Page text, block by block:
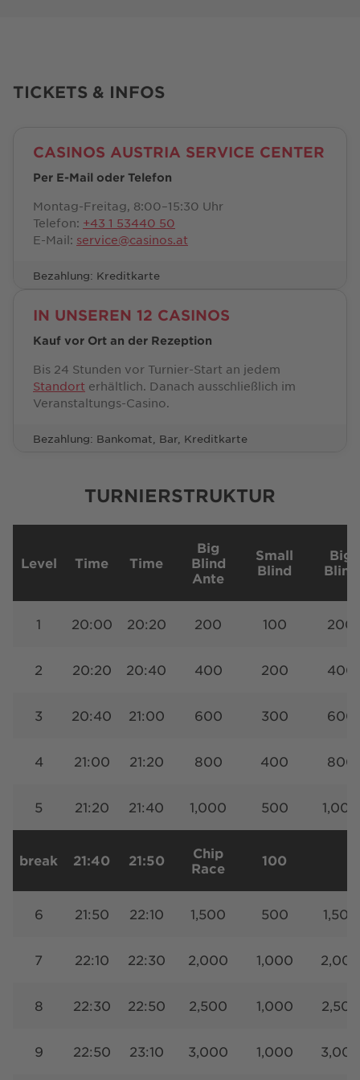
TICKETS & INFOS
CASINOS AUSTRIA SERVICE CENTER
Per E-Mail oder Telefon
Montag-Freitag, 8:00–15:30 Uhr
Telefon: +43 1 53440 50
E-Mail: service@casinos.at
Bezahlung: Kreditkarte
IN UNSEREN 12 CASINOS
Kauf vor Ort an der Rezeption
Bis 24 Stunden vor Turnier-Start an jedem
Standort erhältlich. Danach ausschließlich im
Veranstaltungs-Casino.
Bezahlung: Bankomat, Bar, Kreditkarte
TURNIERSTRUKTUR
Level Time Time
Big
Blind
Ante
Small
Blind
Big
Blind
1 20:00 20:20 200 100 200
2 20:20 20:40 400 200 400
3 20:40 21:00 600 300 600
4 21:00 21:20 800 400 800
5 21:20 21:40 1,000 500 1,000
break 21:40 21:50
Chip
Race
100
6 21:50 22:10 1,500 500 1,500
7 22:10 22:30 2,000 1,000 2,000
8 22:30 22:50 2,500 1,000 2,500
9 22:50 23:10 3,000 1,000 3,000